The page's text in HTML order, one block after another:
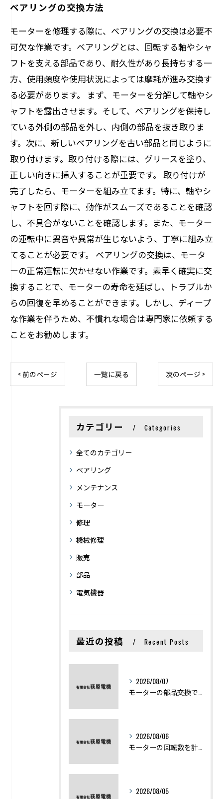
ベアリングの交換方法
モーターを修理する際に、ベアリングの交換は必要不
可欠な作業です。ベアリングとは、回転する軸やシャ
フトを支える部品であり、耐久性があり長持ちする一
方、使用頻度や使用状況によっては摩耗が進み交換す
る必要があります。 まず、モーターを分解して軸やシ
ャフトを露出させます。そして、ベアリングを保持し
ている外側の部品を外し、内側の部品を抜き取りま
す。次に、新しいベアリングを古い部品と同じように
取り付けます。取り付ける際には、グリースを塗り、
正しい向きに挿入することが重要です。 取り付けが
完了したら、モーターを組み立てます。特に、軸やシ
ャフトを回す際に、動作がスムーズであることを確認
し、不具合がないことを確認します。また、モーター
の運転中に異音や異常が生じないよう、丁寧に組み立
てることが必要です。 ベアリングの交換は、モータ
ーの正常運転に欠かせない作業です。素早く確実に交
換することで、モーターの寿命を延ばし、トラブルか
らの回復を早めることができます。しかし、ディープ
な作業を伴うため、不慣れな場合は専門家に依頼する
ことをお勧めします。
< 前のページ 一覧に戻る 次のページ >
カテゴリー Categories
全てのカテゴリー
ベアリング
メンテナンス
モーター
修理
機械修理
販売
部品
電気機器
最近の投稿 Recent Posts
2026/08/07
2026/08/06
2026/08/05